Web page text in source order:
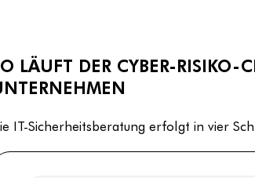
LÄUFT DER CYBER-RISIKO-
IT-Sicherheitsberatung erfolgt in vier